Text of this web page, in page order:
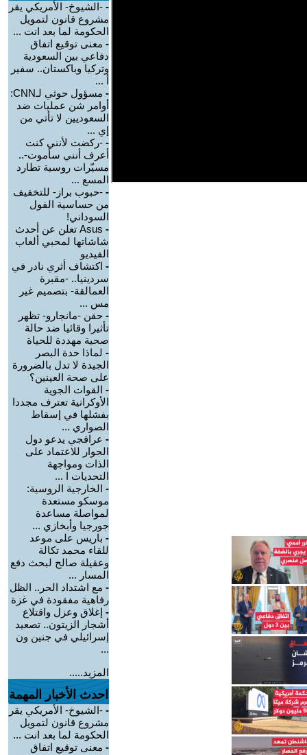
- -الشيوخ- الأمريكي يقر
مشروع قانون لتمويل
الحكومة لما بعد انت ...
- معنى توقيع اتفاق
دفاعي بين السعودية
وتركيا وباكستان.. سفير
أ ...
-
مسؤول حوثي لـCNN:
أوامر شن عمليات ضد
السعوديين لا تأتي من
إي ...
- -ركضت لأنني كنت
أعرف أنني سأموت-..
مسيّرات روسية تطارد
المسع ...
- -حبوب براز- للتخفيف
من حساسية الفول
السوداني!
-
Asus تعلن عن أحدث
شاشاتها لمحبي ألعاب
الفيديو
- اكتشاف أثري نادر في
سردينيا.. -مقبرة
العمالقة- بتصميم غير
مس ...
- حقن -مانجارو- تظهر
تأثيرا وقائيا ضد حالة
صحية مهددة للحياة
- لماذا حدة البصر
الجيدة لا تدل بالضرورة
على صحة العينين؟
- القوات الجوية
الأوكرانية تعترف مجددا
بفشلها في إسقاط
الصواري ...
- عراقجي يدعو دول
الجوار للاعتماد على
الذات ومواجهة
التحديات ا ...
- الخارجية الروسية:
موسكو مستعدة
لمواصلة مساعدة
جورجيا وأبخازي ...
- باريس على موعد
للقاء محمد تكالة
وعقيلة صالح لبحث دفع
المسار ...
- مع اشتداد الحر.. الظل
رفاهية مفقودة في غزة
- إغلاق وعزل واقتلاع
أشجار الزيتون.. تصعيد
إسرائيلي في جنين ون
...
المزيد.....
احدث الأخبار المهمة
- -الشيوخ- الأمريكي يقر
مشروع قانون لتمويل
الحكومة لما بعد انت ...
- معنى توقيع اتفاق